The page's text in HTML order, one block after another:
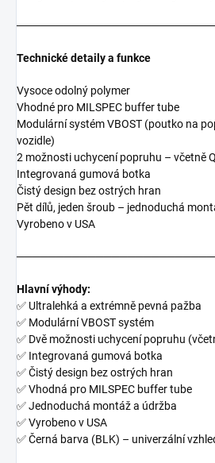
Technické detaily a funkce
Vysoce odolný polymer
Vhodné pro MILSPEC buffer tube
Modulární systém VBOST (poutko na
vozidle)
2 možnosti uchycení popruhu – včetně
Integrovaná gumová botka
Čistý design bez ostrých hran
Pět dílů, jeden šroub – jednoduchá
Vyrobeno v USA
Hlavní výhody:
✅ Ultralehká a extrémně pevná pažba
✅ Modulární VBOST systém
✅ Dvě možnosti uchycení popruhu
✅ Integrovaná gumová botka
✅ Čistý design bez ostrých hran
✅ Vhodná pro MILSPEC buffer tube
✅ Jednoduchá montáž a údržba
✅ Vyrobeno v USA
✅ Černá barva (BLK) – univerzální